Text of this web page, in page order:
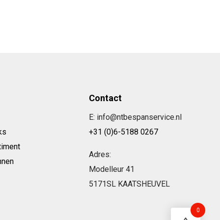
Contact
E: info@ntbespanservice.nl
+31 (0)6-5188 0267
Adres:
Modelleur 41
5171SL KAATSHEUVEL
0